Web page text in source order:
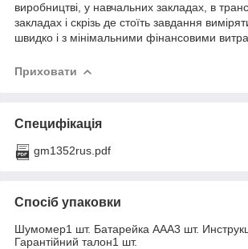
виробництві, у навчальних закладах, в
закладах і скрізь де стоїть завдання
швидко і з мінімальними фінансовими
Приховати
Специфікація
gm1352rus.pdf
Спосіб упаковки
Шумомер1 шт. Батарейка ААА3 шт.
Гарантійний талон1 шт.